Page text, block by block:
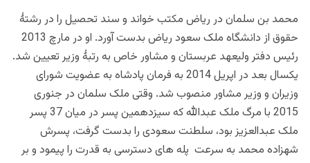
محمد بن سلمان در ریاض مکتب خواند و سند تحصیل را در رشتۀ
حقوق از دانشگاه ملک سعود ریاض بدست آورد. او در مارچ 2013
رئیس دفتر ولیعهد عربستان و مشاور خاص به رتبۀ وزیر تعیین شد.
یکسال بعد در اپریل 2014 به فرمان پادشاه به عضویت شورای
وزیران و وزیر مشاور منصوب شد. وقتی ملک سلمان در جنوری
2015 با مرگ ملک عبدالله که سیزدهمین پسر در میان 37 پسر
ملک عبدالعزیز بود، سلطنت سعودی را بدست گرفت، پسرش
شهزاده محمد به سرعت پله های دسترسی به قدرت را پیمود و بر